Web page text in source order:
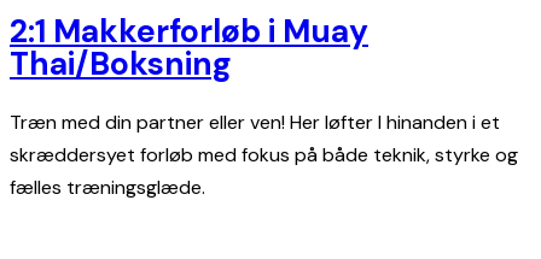
2:1 Makkerforløb i Muay
Thai/Boksning
Træn med din partner eller ven! Her løfter I hinanden i et
skræddersyet forløb med fokus på både teknik, styrke og
fælles træningsglæde.